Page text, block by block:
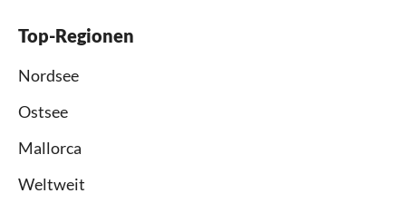
Top-Regionen
Nordsee
Ostsee
Mallorca
Weltweit